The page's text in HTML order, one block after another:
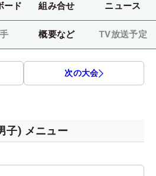
ード 組み合せ ニュース
概要など TV放送予定
次の大会
子) メニュー